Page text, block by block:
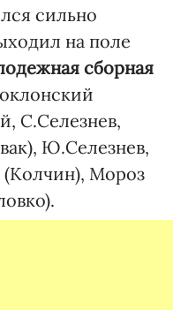
сильно
на поле
сборная
С.Селезнев,
Ю.Селезнев,
(Колчин), Мороз